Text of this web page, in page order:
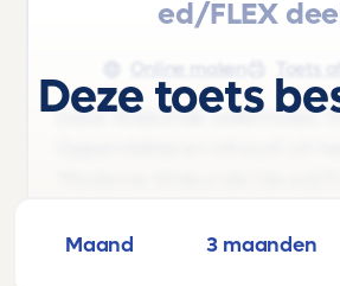
ed/FLEX
Online maken Toets
Deze Wiskunde oefentoets
Oppervlakte en inhoud' uit
|Havo/vwo |Klas 1 13' is voor
Klas 1 van Havo/vwo.
Deze toets
Maand 3 maanden